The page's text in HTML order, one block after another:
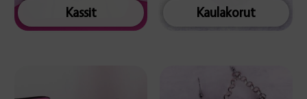
Kassit Kaulakorut